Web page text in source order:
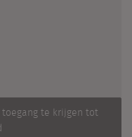
te krijgen tot